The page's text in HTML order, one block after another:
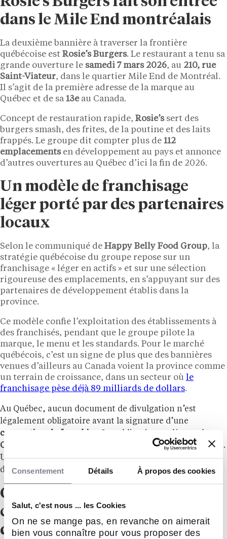
Consentement Détails À propos des cookies
Salut, c'est nous ... les Cookies
On ne se mange pas, en revanche on aimerait
bien vous connaître pour vous proposer des
dans le Mile End montréalais
La deuxième bannière à traverser la frontière
québécoise est Rosie’s Burgers. Le restaurant a tenu sa
grande ouverture le samedi 7 mars 2026, au 210, rue
Saint-Viateur, dans le quartier Mile End de Montréal.
Il s’agit de la première adresse de la marque au
Québec et de sa 13eau Canada.
Concept de restauration rapide, Rosie’ssert des
burgers smash, des frites, de la poutine et des laits
frappés. Le groupe dit compter plus de 112
emplacementsen développement au pays et annonce
d’autres ouvertures au Québec d’ici la fin de 2026.
Un modèle de franchisage
léger porté par des partenaires
locaux
Selon le communiqué de Happy Belly Food Group, la
stratégie québécoise du groupe repose sur un
franchisage « léger en actifs » et sur une sélection
rigoureuse des emplacements, en s’appuyant sur des
partenaires de développement établis dans la
province.
Ce modèle confie l’exploitation des établissements à
des franchisés, pendant que le groupe pilote la
marque, le menu et les standards. Pour le marché
québécois, c’est un signe de plus que des bannières
venues d’ailleurs au Canada voient la province comme
un terrain de croissance, dans un secteur où le
franchisage pèse déjà 89 milliards de dollars.
Au Québec, aucun document de divulgation n’est
légalement obligatoire avant la signature d’une
convention de franchise
Code civil du Québec
, notamment le devoir de bonne foi.
Un candidat a tout intérêt à demander de l’information
détaillée sur le réseau avant de s’engager.
Ce que ça signifie pour les
candidats franchisés
québécois